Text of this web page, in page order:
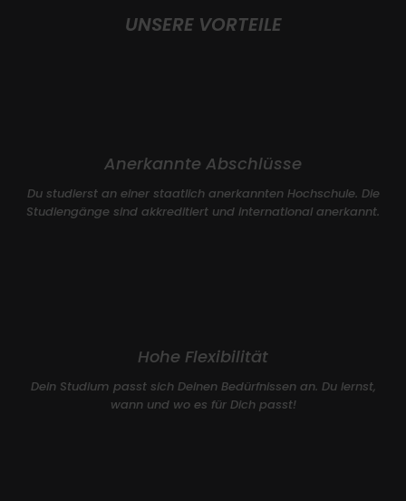
UNSERE VORTEILE
Anerkannte Abschlüsse
Du studierst an einer staatlich anerkannten Hochschule. Die
Studiengänge sind akkreditiert und international anerkannt.
Hohe Flexibilität
Dein Studium passt sich Deinen Bedürfnissen an. Du lernst,
wann und wo es für Dich passt!